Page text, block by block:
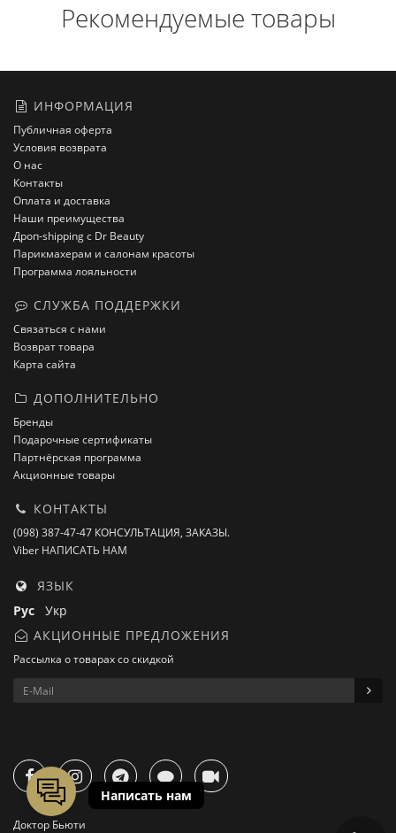
Рекомендуемые товары
ИНФОРМАЦИЯ
Публичная оферта
Условия возврата
О нас
Контакты
Оплата и доставка
Наши преимущества
Дроп-shipping с Dr Beauty
Парикмахерам и салонам красоты
Программа лояльности
СЛУЖБА ПОДДЕРЖКИ
Связаться с нами
Возврат товара
Карта сайта
ДОПОЛНИТЕЛЬНО
Бренды
Подарочные сертификаты
Партнёрская программа
Акционные товары
КОНТАКТЫ
(098) 387-47-47 КОНСУЛЬТАЦИЯ, ЗАКАЗЫ.
Viber НАПИСАТЬ НАМ
ЯЗЫК
Рус Укр
АКЦИОННЫЕ ПРЕДЛОЖЕНИЯ
Рассылка о товарах со скидкой
Доктор Бьюти